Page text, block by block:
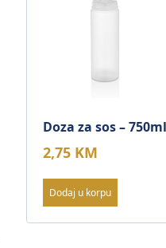
Doza za sos –
2,75 KM
Dodaj u korpu